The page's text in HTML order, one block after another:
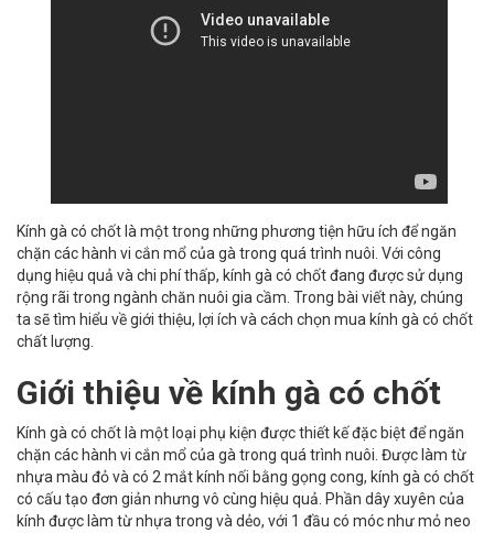
Kính gà có chốt là một trong những phương tiện hữu ích để ngăn
chặn các hành vi cắn mổ của gà trong quá trình nuôi. Với công
dụng hiệu quả và chi phí thấp, kính gà có chốt đang được sử dụng
rộng rãi trong ngành chăn nuôi gia cầm. Trong bài viết này, chúng
ta sẽ tìm hiểu về giới thiệu, lợi ích và cách chọn mua kính gà có chốt
chất lượng.
Giới thiệu về kính gà có chốt
Kính gà có chốt là một loại phụ kiện được thiết kế đặc biệt để ngăn
chặn các hành vi cắn mổ của gà trong quá trình nuôi. Được làm từ
nhựa màu đỏ và có 2 mắt kính nối bằng gọng cong, kính gà có chốt
có cấu tạo đơn giản nhưng vô cùng hiệu quả. Phần dây xuyên của
kính được làm từ nhựa trong và dẻo, với 1 đầu có móc như mỏ neo